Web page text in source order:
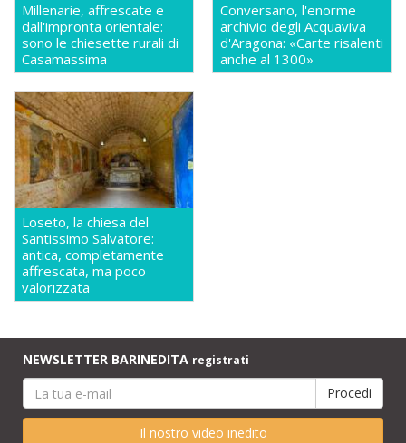
Millenarie, affrescate e
dall'impronta orientale:
sono le chiesette rurali di
Casamassima
Conversano, l'enorme
archivio degli Acquaviva
d'Aragona: «Carte risalenti
anche al 1300»
Loseto, la chiesa del
Santissimo Salvatore:
antica, completamente
affrescata, ma poco
valorizzata
NEWSLETTER BARINEDITA registrati
Il nostro video inedito